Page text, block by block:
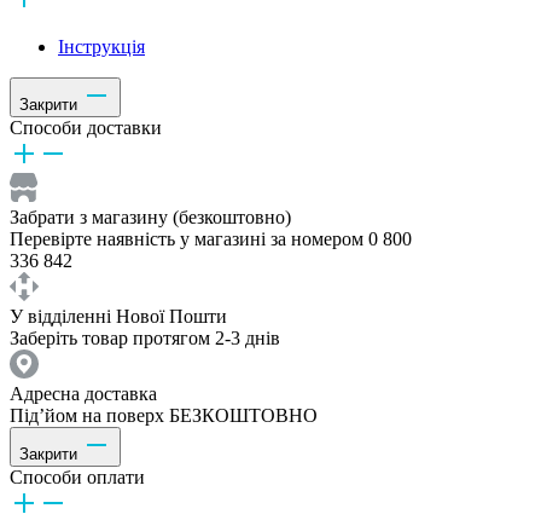
Інструкція
Закрити
Способи доставки
Забрати з магазину (безкоштовно)
Перевірте наявність у магазині за номером 0 800
336 842
У відділенні Нової Пошти
Заберіть товар протягом 2-3 днів
Адресна доставка
Під’йом на поверх БЕЗКОШТОВНО
Закрити
Способи оплати